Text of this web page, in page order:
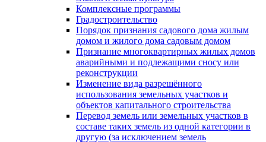
Комплексные программы
Градостроительство
Порядок признания садового дома жилым
домом и жилого дома садовым домом
Признание многоквартирных жилых домов
аварийными и подлежащими сносу или
реконструкции
Изменение вида разрешённого
использования земельных участков и
объектов капитального строительства
Перевод земель или земельных участков в
составе таких земель из одной категории в
другую (за исключением земель